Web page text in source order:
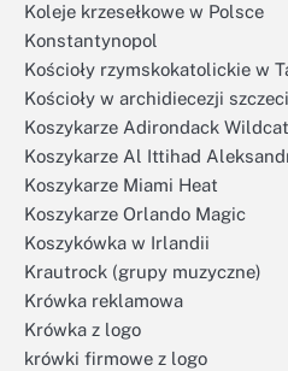
Koleje krzesełkowe w Polsce
Konstantynopol
Kościoły rzymskokatolickie w
Kościoły w archidiecezji
Koszykarze Adirondack
Koszykarze Al Ittihad
Koszykarze Miami Heat
Koszykarze Orlando Magic
Koszykówka w Irlandii
Krautrock (grupy muzyczne)
Krówka reklamowa
Krówka z logo
krówki firmowe z logo